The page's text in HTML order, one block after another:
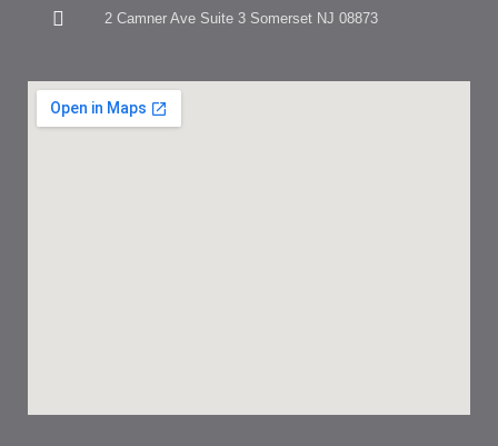
2 Camner Ave Suite 3 Somerset NJ 08873